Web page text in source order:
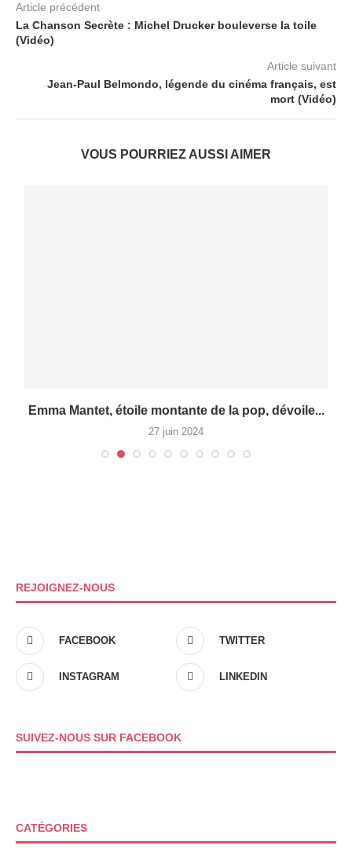
Article précédent
La Chanson Secrète : Michel Drucker bouleverse la toile
(Vidéo)
Article suivant
Jean-Paul Belmondo, légende du cinéma français, est
mort (Vidéo)
VOUS POURRIEZ AUSSI AIMER
Emma Mantet, étoile montante de la pop, dévoile...
27 juin 2024
REJOIGNEZ-NOUS
FACEBOOK TWITTER
INSTAGRAM LINKEDIN
SUIVEZ-NOUS SUR FACEBOOK
CATÉGORIES